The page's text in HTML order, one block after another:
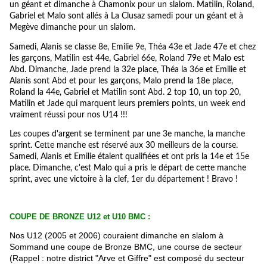
un géant et dimanche à Chamonix pour un slalom. Matilin, Roland,
Gabriel et Malo sont allés à La Clusaz samedi pour un géant et à
Megève dimanche pour un slalom.
Samedi, Alanis se classe 8e, Emilie 9e, Théa 43e et Jade 47e et chez
les garçons, Matilin est 44e, Gabriel 66e, Roland 79e et Malo est
Abd. Dimanche, Jade prend la 32e place, Théa la 36e et Emilie et
Alanis sont Abd et pour les garçons, Malo prend la 18e place,
Roland la 44e, Gabriel et Matilin sont Abd. 2 top 10, un top 20,
Matilin et Jade qui marquent leurs premiers points, un week end
vraiment réussi pour nos U14 !!!
Les coupes d'argent se terminent par une 3e manche, la manche
sprint. Cette manche est réservé aux 30 meilleurs de la course.
Samedi, Alanis et Emilie étaient qualifiées et ont pris la 14e et 15e
place. Dimanche, c'est Malo qui a pris le départ de cette manche
sprint, avec une victoire à la clef, 1er du département ! Bravo !
COUPE DE BRONZE U12 et U10 BMC :
Nos U12 (2005 et 2006) couraient dimanche en slalom à
Sommand une coupe de Bronze BMC, une course de secteur
(Rappel : notre district "Arve et Giffre" est composé du secteur